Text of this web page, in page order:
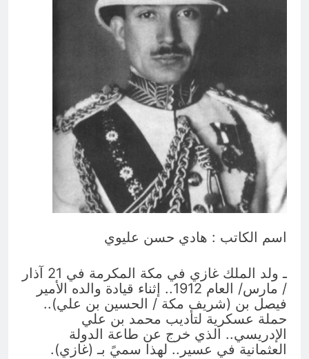
بالعراق (جر الشيعة..لحرب مع سوريا
الجولاني) و(قصف السعودية) و(استهداف
الامريكان..والتهديد باجتياح الكويت)
ماذا لو..تحليل حالة البنية الأسلامية
بأستبعاد العترة النبوية الطاهرة من
اسم الكاتب : هادي حسن عليوي
ـ ولد الملك غازي في مكة المكرمة في 21 آذار
/ مارس/ العام 1912.. إثناء قيادة والده الأمير
فيصل بن (شريف مكة / الحسين بن علي)..
حملة عسكرية لتأديب محمد بن علي
الإدريسي.. الذي خرج عن طاعة الدولة
العثمانية في عسير.. لهذا سميً بـ (غازي).